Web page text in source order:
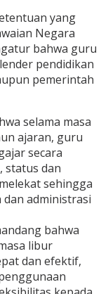
yang
Negara
bahwa guru
pendidikan
pemerintah
selama masa
ajaran, guru
secara
status dan
sehingga
administrasi
bahwa
libur
dan efektif,